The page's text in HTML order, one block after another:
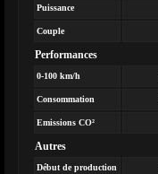
Puissance
Couple
Performances
0-100 km/h
Consommation
Emissions CO²
Autres
Début de production